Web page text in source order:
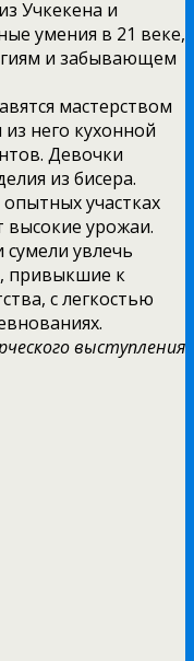
Учкекена и
умения в 21 веке,
и забывающем
мастерством
него кухонной
Девочки
из бисера.
участках
высокие урожаи.
увлечь
привыкшие к
с легкостью